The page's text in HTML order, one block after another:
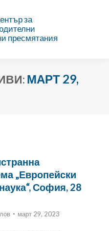
за
пресмятания
МАРТ 29,
„Европейски
София, 28
март 29, 2023